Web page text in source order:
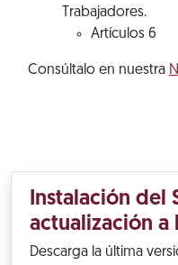
Trabajadores.
Artículos 6
Consúltalo en nuestra
Instalación del
actualización a
Descarga la última